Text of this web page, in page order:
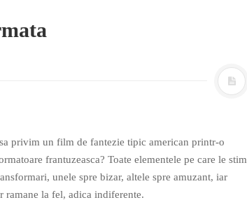
privim un film de fantezie tipic american printr-o
frantuzeasca? Toate elementele pe care le stim
unele spre bizar, altele spre amuzant, iar
ramane la fel, adica indiferente.